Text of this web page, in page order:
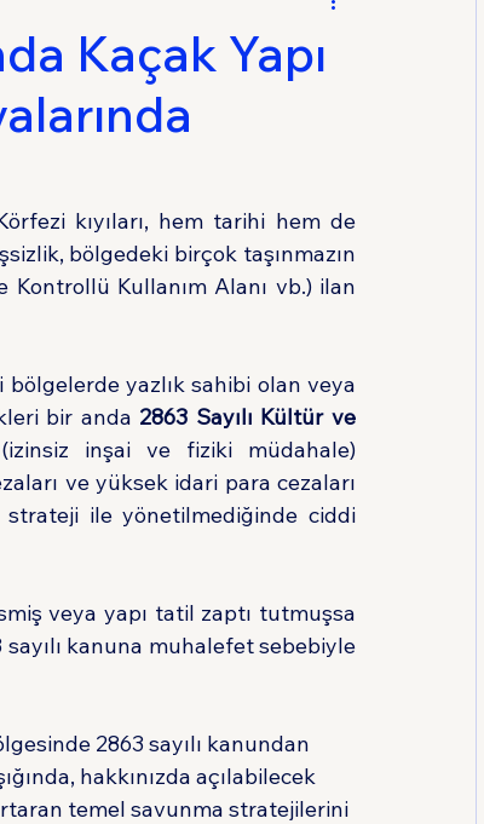
İdare Hukuku
Kaçak Yapı
kıyıları, hem tarihi hem de
Kullanım Alanı vb.) ilan
yazlık sahibi olan veya
bir anda 2863 Sayılı Kültür ve
inşai ve fiziki müdahale)
ve yüksek idari para cezaları
ile yönetilmediğinde ciddi
veya yapı tatil zaptı tutmuşsa
kanuna muhalefet sebebiyle
2863 sayılı kanundan
hakkınızda açılabilecek
temel savunma stratejilerini